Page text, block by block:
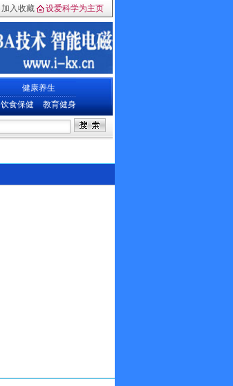
加入收藏 设爱科学为主页
健康养生
饮食保健
教育健身